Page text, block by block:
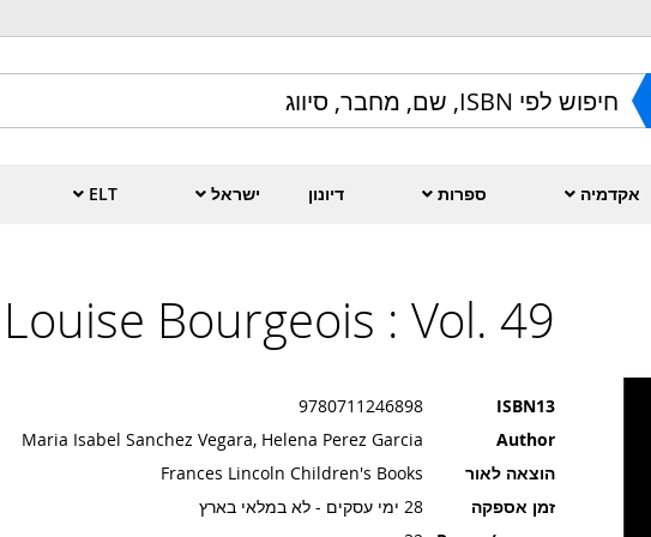
אקדמיה ספרות דיונון ישראל ELT
Louise Bourgeois : Vol. 49
ISBN13
9780711246898
Author
Maria Isabel Sanchez Vegara, Helena Perez Garcia
הוצאה לאור
Frances Lincoln Children's Books
זמן אספקה
28 ימי עסקים - לא במלאי בארץ